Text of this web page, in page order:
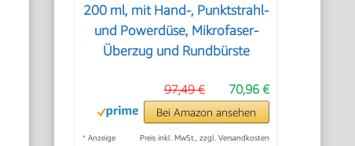
200 ml, mit Hand-, Punktstrahl-
und Powerdüse, Mikrofaser-
Überzug und Rundbürste
70,96 €
97,49 €
Bei Amazon ansehen
* Anzeige Preis inkl. MwSt., zzgl. Versandkosten